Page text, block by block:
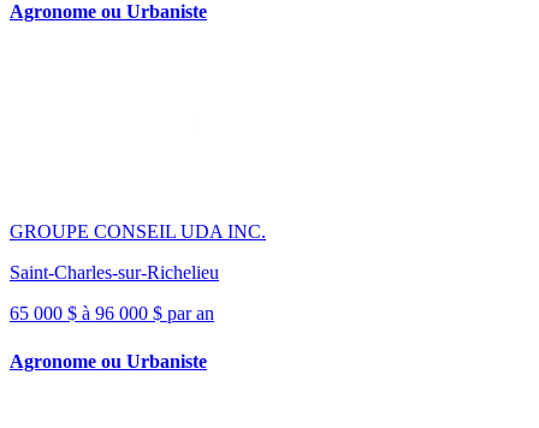
Agronome ou Urbaniste
GROUPE CONSEIL UDA INC.
Saint-Charles-sur-Richelieu
65 000 $ à 96 000 $ par an
Agronome ou Urbaniste